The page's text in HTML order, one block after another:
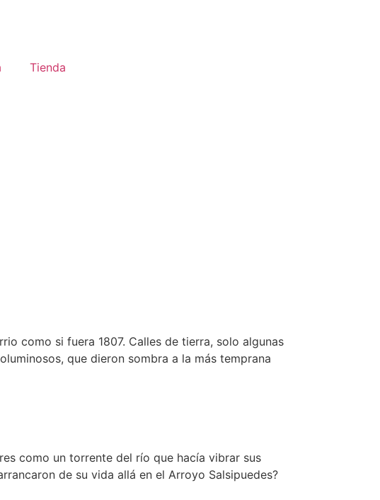
Tienda
como si fuera 1807. Calles de tierra, solo algunas
que dieron sombra a la más temprana
como un torrente del río que hacía vibrar sus
de su vida allá en el Arroyo Salsipuedes?